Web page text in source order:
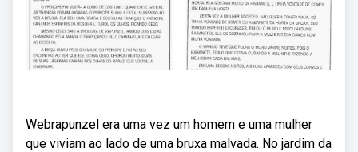
Webrapunzel era uma vez um homem e uma mulher
que viviam ao lado de uma bruxa malvada. No jardim da